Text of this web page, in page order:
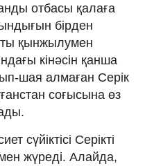
отбасы қалаға
бірден
қынжылумен
кінәсін қанша
шая алмаған Серік
соғысына өз
сүйіктісі Серікті
жүреді. Алайда,